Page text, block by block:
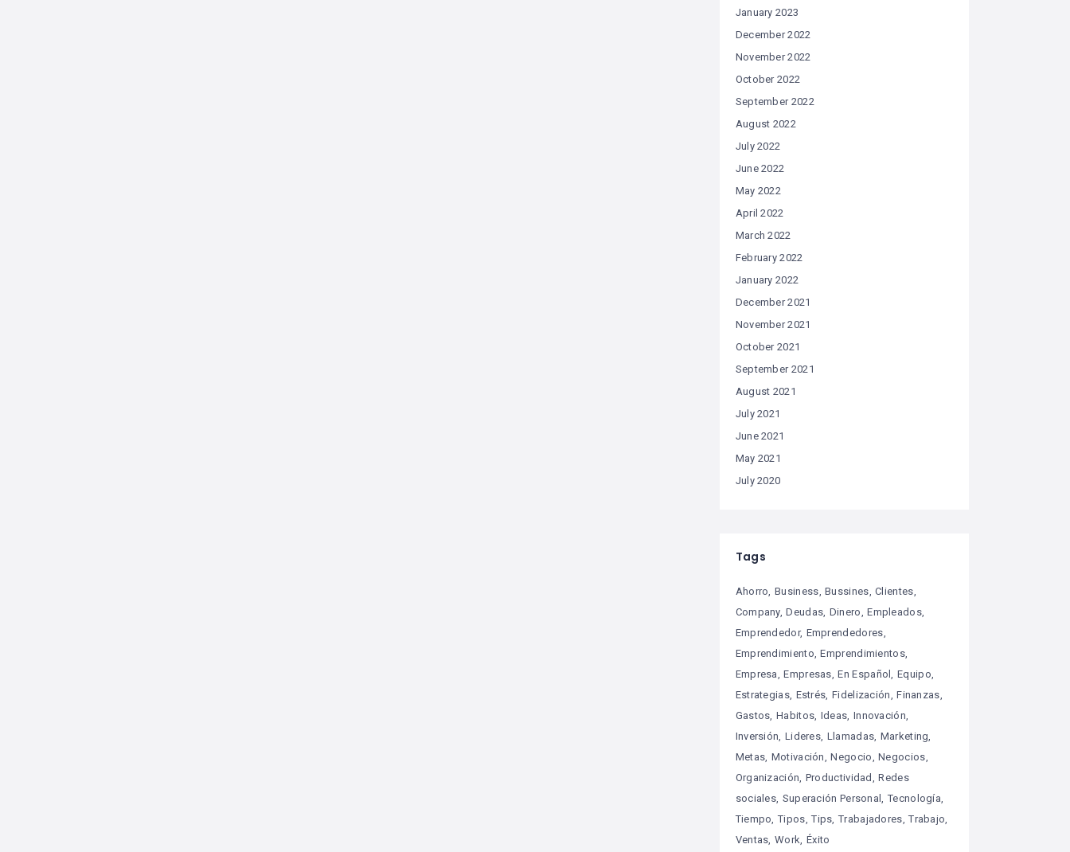
January 2023
December 2022
November 2022
October 2022
September 2022
August 2022
July 2022
June 2022
May 2022
April 2022
March 2022
February 2022
January 2022
December 2021
November 2021
October 2021
September 2021
August 2021
July 2021
June 2021
May 2021
July 2020
Tags
Ahorro Business Bussines Clientes
Company Deudas Dinero
Empleados
Emprendedor Emprendedores
Emprendimiento Emprendimientos
Empresa
Empresas En Español
Equipo
Estrategias Estrés Fidelización
Finanzas
Gastos Habitos Ideas Innovación
Inversión Lideres Llamadas Marketing
Metas Motivación Negocio
Negocios
Organización Productividad
Redes
sociales Superación Personal
Tecnología
Tiempo
Tipos Tips Trabajadores Trabajo
Ventas Work Éxito